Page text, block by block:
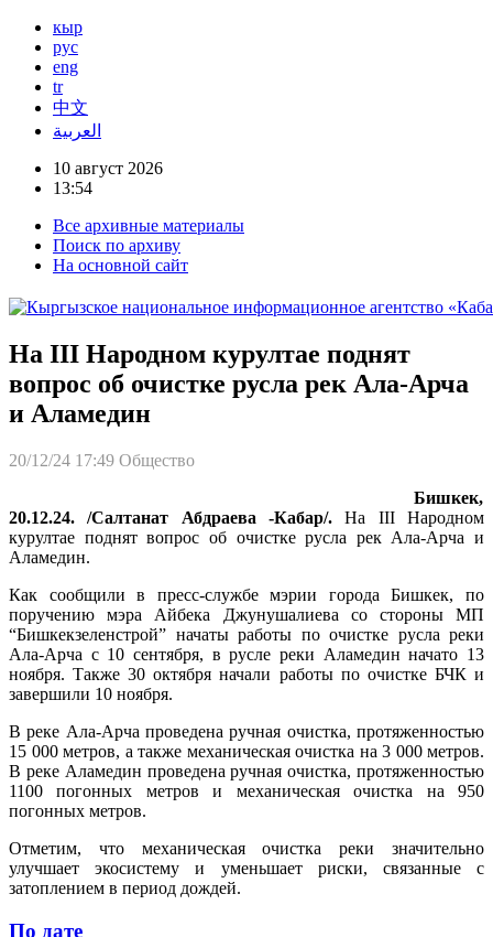
кыр
рус
eng
tr
中文
العربية
10 август 2026
13:54
Все архивные материалы
Поиск по архиву
На основной сайт
На III Народном курултае поднят
вопрос об очистке русла рек Ала-Арча
и Аламедин
20/12/24 17:49 Общество
Бишкек,
20.12.24. /Салтанат Абдраева -Кабар/. На III Народном
курултае поднят вопрос об очистке русла рек Ала-Арча и
Аламедин.
Как сообщили в пресс-службе мэрии города Бишкек, по
поручению мэра Айбека Джунушалиева со стороны МП
“Бишкекзеленстрой” начаты работы по очистке русла реки
Ала-Арча с 10 сентября, в русле реки Аламедин начато 13
ноября. Также 30 октября начали работы по очистке БЧК и
завершили 10 ноября.
В реке Ала-Арча проведена ручная очистка, протяженностью
15 000 метров, а также механическая очистка на 3 000 метров.
В реке Аламедин проведена ручная очистка, протяженностью
1100 погонных метров и механическая очистка на 950
погонных метров.
Отметим, что механическая очистка реки значительно
улучшает экосистему и уменьшает риски, связанные с
затоплением в период дождей.
По дате